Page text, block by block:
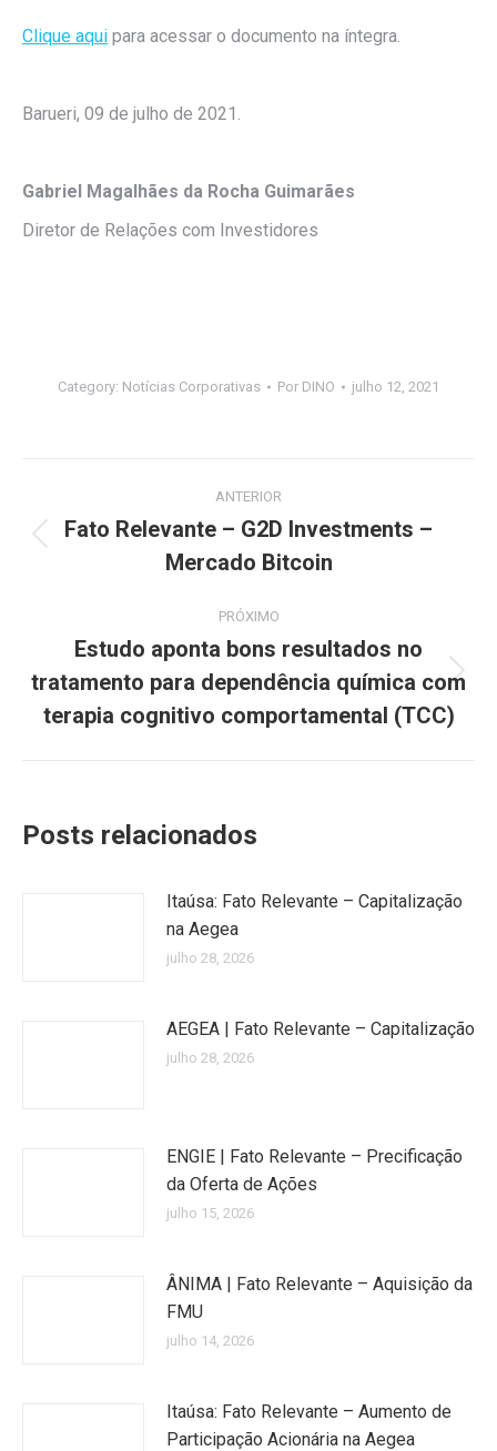
Clique aqui para acessar o documento na íntegra.
Barueri, 09 de julho de 2021.
Gabriel Magalhães da Rocha Guimarães
Diretor de Relações com Investidores
Category: Notícias Corporativas Por DINO julho 12, 2021
de
ANTERIOR
anterior:
Fato Relevante – G2D Investments –
Mercado Bitcoin
PRÓXIMO
Próximo
post:
Estudo aponta bons resultados no
tratamento para dependência química com
terapia cognitivo comportamental (TCC)
Posts relacionados
Itaúsa: Fato Relevante – Capitalização
na Aegea
julho 28, 2026
AEGEA | Fato Relevante – Capitalização
julho 28, 2026
ENGIE | Fato Relevante – Precificação
da Oferta de Ações
julho 15, 2026
ÂNIMA | Fato Relevante – Aquisição da
FMU
julho 14, 2026
Itaúsa: Fato Relevante – Aumento de
Participação Acionária na Aegea